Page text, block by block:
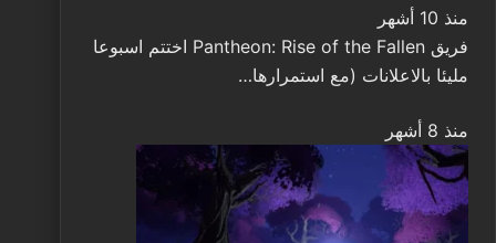
منذ 10 أشهر
فريق Pantheon: Rise of the Fallen اختتم اسبوعا
مليئا بالاعلانات (مع استمرارها…
منذ 8 أشهر